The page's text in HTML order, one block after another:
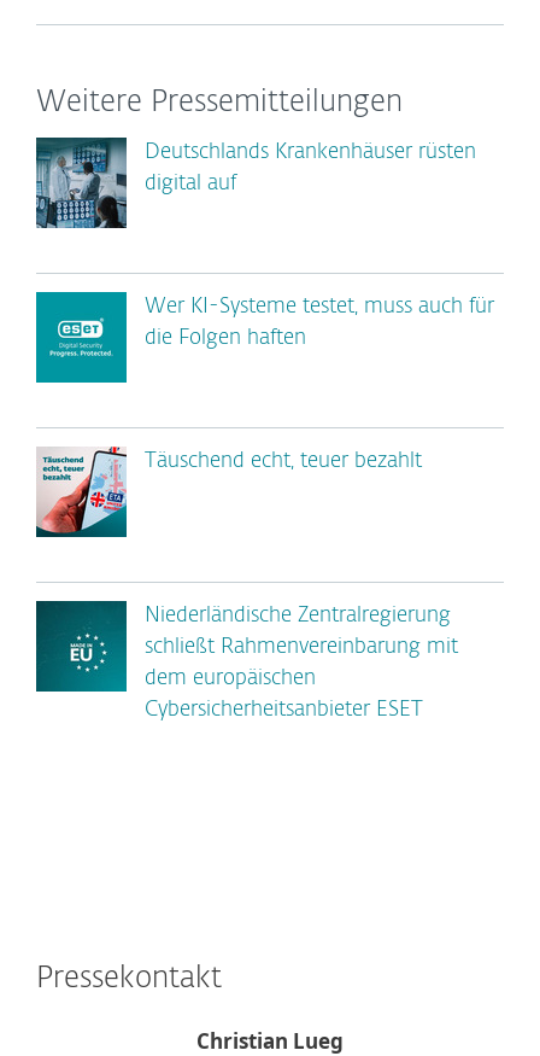
Weitere Pressemitteilungen
Deutschlands Krankenhäuser rüsten
digital auf
Wer KI-Systeme testet, muss auch für
die Folgen haften
Täuschend echt, teuer bezahlt
Niederländische Zentralregierung
schließt Rahmenvereinbarung mit
dem europäischen
Cybersicherheitsanbieter ESET
Pressekontakt
Christian Lueg